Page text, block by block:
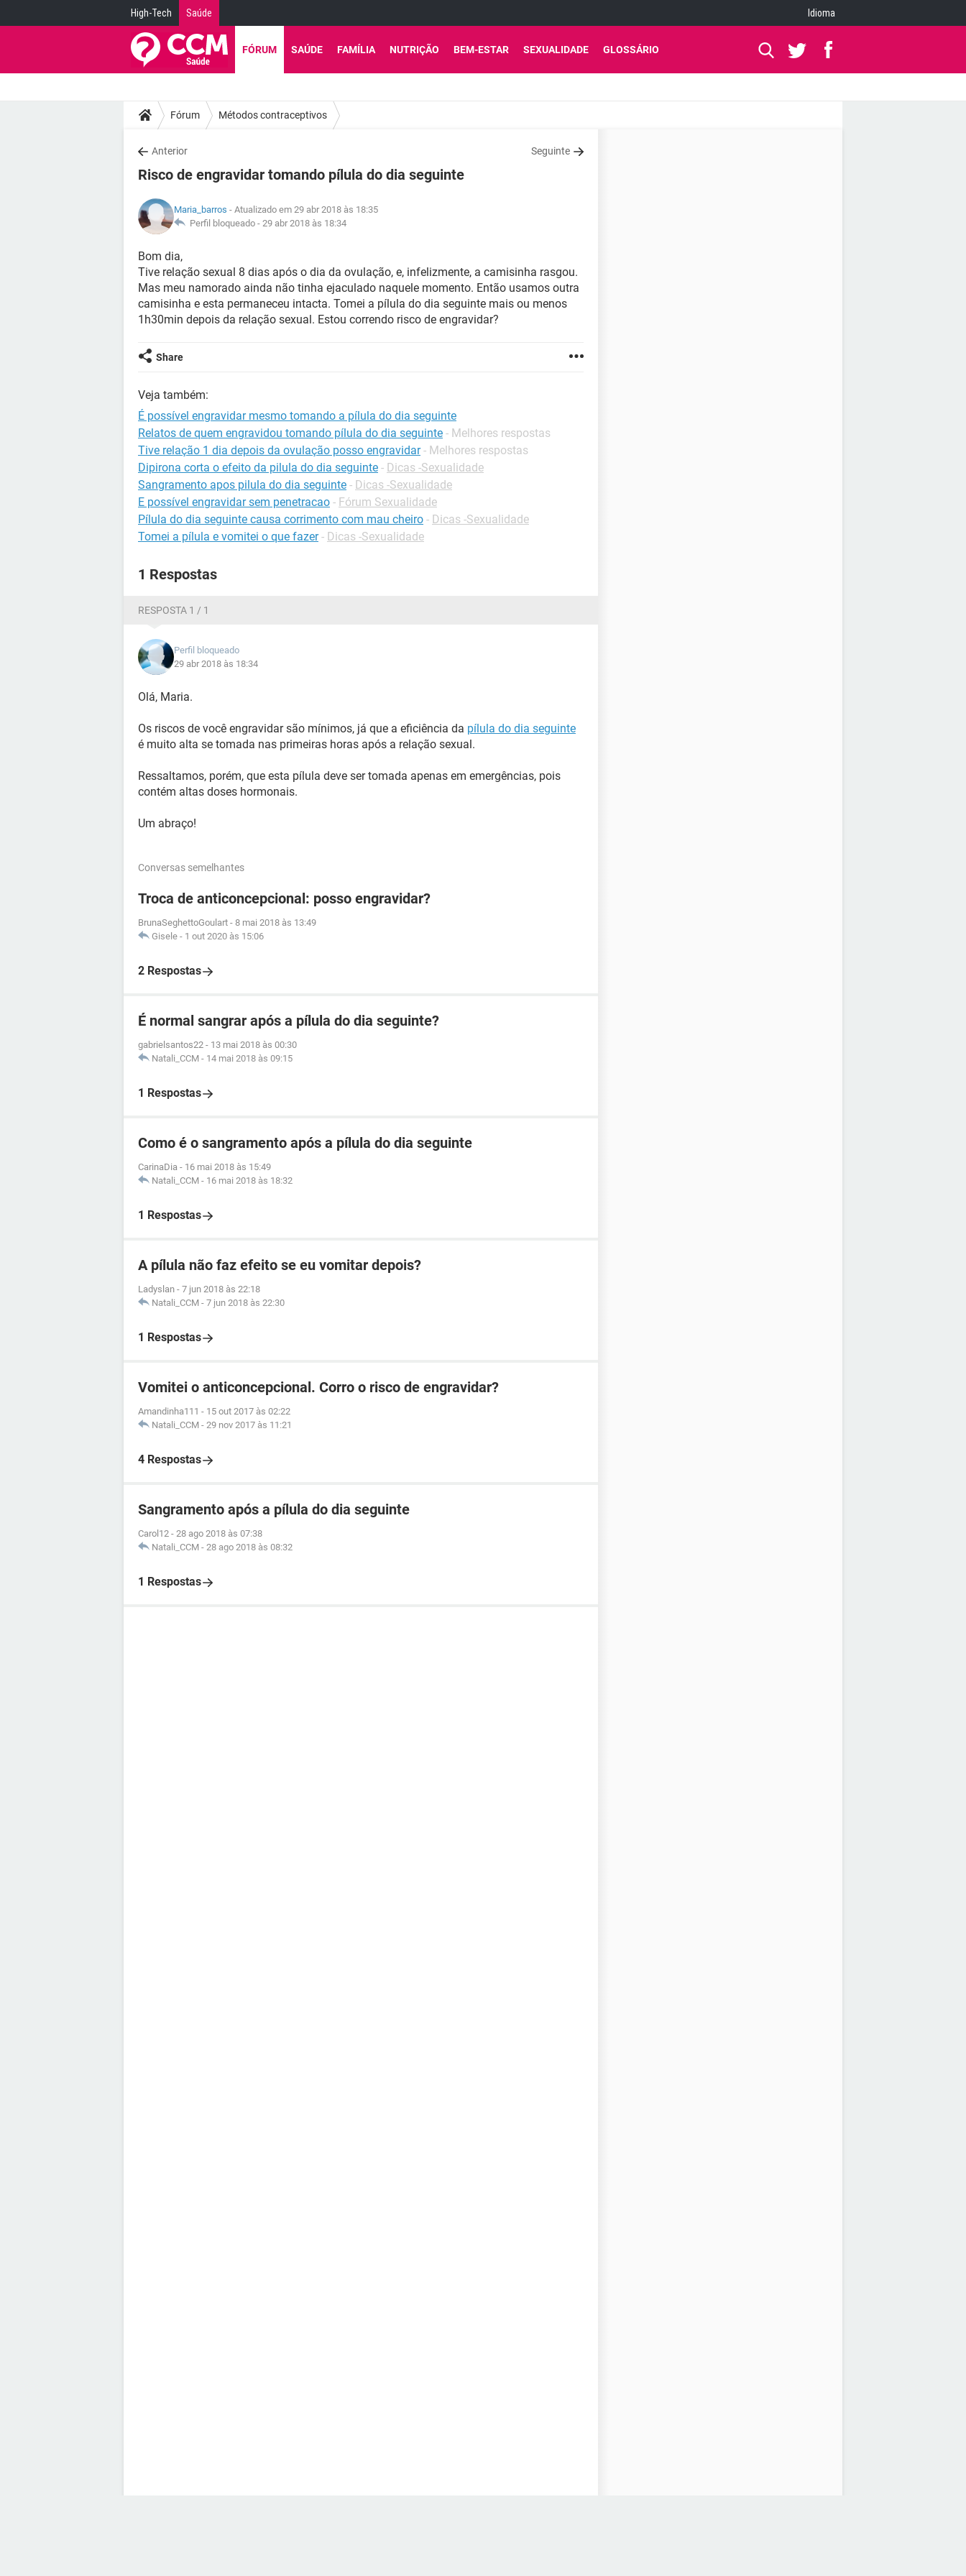
High-Tech Saúde Idioma
FÓRUM SAÚDE FAMÍLIA NUTRIÇÃO BEM-ESTAR SEXUALIDADE GLOSSÁRIO
Fórum Métodos contraceptivos
Anterior Seguinte
Risco de engravidar tomando pílula do dia seguinte
Maria_barros - Atualizado em 29 abr 2018 às 18:35
Perfil bloqueado - 29 abr 2018 às 18:34
Bom dia,
Tive relação sexual 8 dias após o dia da ovulação, e, infelizmente, a camisinha rasgou.
Mas meu namorado ainda não tinha ejaculado naquele momento. Então usamos outra
camisinha e esta permaneceu intacta. Tomei a pílula do dia seguinte mais ou menos
1h30min depois da relação sexual. Estou correndo risco de engravidar?
Share
Veja também:
É possível engravidar mesmo tomando a pílula do dia seguinte
Relatos de quem engravidou tomando pílula do dia seguinte - Melhores respostas
Tive relação 1 dia depois da ovulação posso engravidar - Melhores respostas
Dipirona corta o efeito da pilula do dia seguinte - Dicas -Sexualidade
Sangramento apos pilula do dia seguinte - Dicas -Sexualidade
E possível engravidar sem penetracao - Fórum Sexualidade
Pílula do dia seguinte causa corrimento com mau cheiro - Dicas -Sexualidade
Tomei a pílula e vomitei o que fazer - Dicas -Sexualidade
1 Respostas
RESPOSTA 1 / 1
Perfil bloqueado
29 abr 2018 às 18:34
Olá, Maria.
Os riscos de você engravidar são mínimos, já que a eficiência da pílula do dia seguinte
é muito alta se tomada nas primeiras horas após a relação sexual.
Ressaltamos, porém, que esta pílula deve ser tomada apenas em emergências, pois
contém altas doses hormonais.
Um abraço!
Conversas semelhantes
Troca de anticoncepcional: posso engravidar?
BrunaSeghettoGoulart - 8 mai 2018 às 13:49
Gisele - 1 out 2020 às 15:06
2 Respostas
É normal sangrar após a pílula do dia seguinte?
gabrielsantos22 - 13 mai 2018 às 00:30
Natali_CCM - 14 mai 2018 às 09:15
1 Respostas
Como é o sangramento após a pílula do dia seguinte
CarinaDia - 16 mai 2018 às 15:49
Natali_CCM - 16 mai 2018 às 18:32
1 Respostas
A pílula não faz efeito se eu vomitar depois?
Ladyslan - 7 jun 2018 às 22:18
Natali_CCM - 7 jun 2018 às 22:30
1 Respostas
Vomitei o anticoncepcional. Corro o risco de engravidar?
Amandinha111 - 15 out 2017 às 02:22
Natali_CCM - 29 nov 2017 às 11:21
4 Respostas
Sangramento após a pílula do dia seguinte
Carol12 - 28 ago 2018 às 07:38
Natali_CCM - 28 ago 2018 às 08:32
1 Respostas